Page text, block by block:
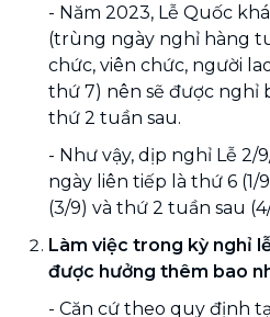
- Năm 2023, Lễ Quốc
(trùng ngày nghỉ hàng
chức, viên chức, người
thứ 7) nên sẽ được nghỉ
thứ 2 tuần sau.
- Như vậy, dịp nghỉ Lễ 2/
ngày liên tiếp là thứ 6 (1/
(3/9) và thứ 2 tuần sau
Làm việc trong kỳ nghỉ
được hưởng thêm bao
- Căn cứ theo quy định